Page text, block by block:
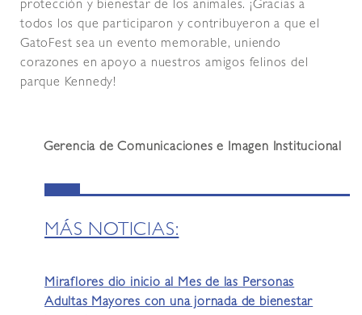
protección y bienestar de los animales. ¡Gracias a
todos los que participaron y contribuyeron a que el
GatoFest sea un evento memorable, uniendo
corazones en apoyo a nuestros amigos felinos del
parque Kennedy!
Gerencia de Comunicaciones e Imagen Institucional
MÁS NOTICIAS:
Miraflores dio inicio al Mes de las Personas
Adultas Mayores con una jornada de bienestar